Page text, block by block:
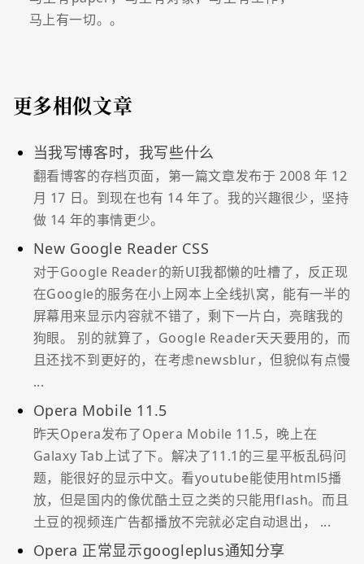
马上有一切。。
更多相似文章
当我写博客时，我写些什么
翻看博客的存档页面，第一篇文章发布于 2008 年 12
月 17 日。到现在也有 14 年了。我的兴趣很少，坚持
做 14 年的事情更少。
New Google Reader CSS
对于Google Reader的新UI我都懒的吐槽了，反正现
在Google的服务在小上网本上全线扒窝，能有一半的
屏幕用来显示内容就不错了，剩下一片白，亮瞎我的
狗眼。 别的就算了，Google Reader天天要用的，而
且还找不到更好的，在考虑newsblur，但貌似有点慢
...
Opera Mobile 11.5
昨天Opera发布了Opera Mobile 11.5，晚上在
Galaxy Tab上试了下。解决了11.1的三星平板乱码问
题，能很好的显示中文。看youtube能使用html5播
放，但是国内的像优酷土豆之类的只能用flash。而且
土豆的视频连广告都播放不完就必定自动退出， ...
Opera 正常显示googleplus通知分享